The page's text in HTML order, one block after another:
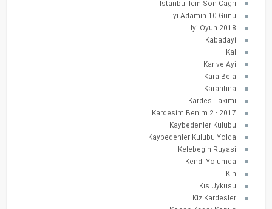
Istanbul Icin Son Cagri
Iyi Adamin 10 Gunu
Iyi Oyun 2018
Kabadayi
Kal
Kar ve Ayi
Kara Bela
Karantina
Kardes Takimi
Kardesim Benim 2 - 2017
Kaybedenler Kulubu
Kaybedenler Kulubu Yolda
Kelebegin Ruyasi
Kendi Yolumda
Kin
Kis Uykusu
Kiz Kardesler